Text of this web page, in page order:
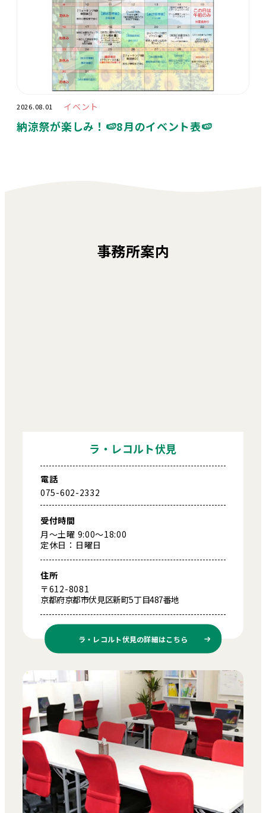
2026.08.01 イベント
納涼祭が楽しみ！🍉8月のイベント表🍉
事務所案内
ラ・レコルト伏見
電話
075-602-2332
受付時間
月～土曜 9:00～18:00
定休日：日曜日
住所
〒612-8081
京都府京都市伏見区新町5丁目487番地
ラ・レコルト伏見の詳細はこちら